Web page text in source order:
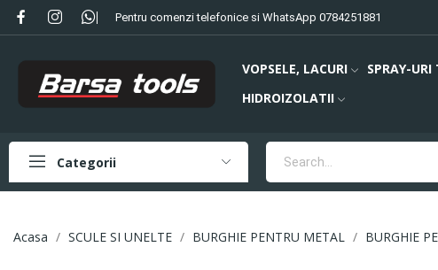
Pentru comenzi telefonice si WhatsApp 0784251881
VOPSELE, LACURI SPRAY-URI
HIDROIZOLATII
Categorii
Acasa SCULE SI UNELTE BURGHIE PENTRU METAL BURGHIE